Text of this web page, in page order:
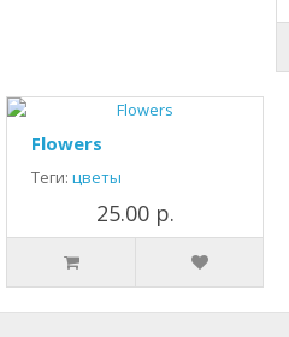
Flowers
Теги: цветы
25.00 р.